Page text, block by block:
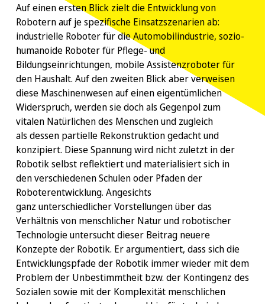
Auf einen ersten Blick zielt die Entwicklung von
Robotern auf je spezifische Einsatzszenarien ab:
industrielle Roboter für die Automobilindustrie, sozio-
humanoide Roboter für Pflege- und
Bildungseinrichtungen, mobile Assistenzroboter für
den Haushalt. Auf den zweiten Blick aber verweisen
diese Maschinenwesen auf einen eigentümlichen
Widerspruch, werden sie doch als Gegenpol zum
vitalen Natürlichen des Menschen und zugleich
als dessen partielle Rekonstruktion gedacht und
konzipiert. Diese Spannung wird nicht zuletzt in der
Robotik selbst reflektiert und materialisiert sich in
den verschiedenen Schulen oder Pfaden der
Roboterentwicklung. Angesichts
ganz unterschiedlicher Vorstellungen über das
Verhältnis von menschlicher Natur und robotischer
Technologie untersucht dieser Beitrag neuere
Konzepte der Robotik. Er argumentiert, dass sich die
Entwicklungspfade der Robotik immer wieder mit dem
Problem der Unbestimmtheit bzw. der Kontingenz des
Sozialen sowie mit der Komplexität menschlichen